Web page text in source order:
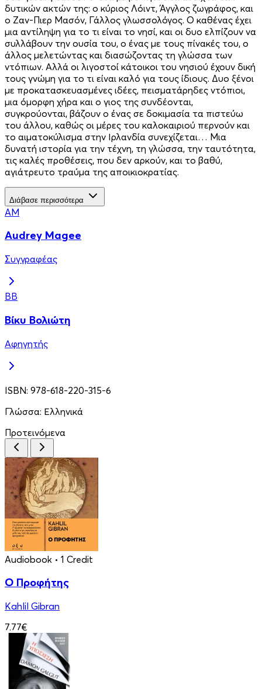
δυτικών ακτών της: ο κύριος Λόιντ, Άγγλος ζωγράφος, και
ο Ζαν-Πιερ Μασόν, Γάλλος γλωσσολόγος. Ο καθένας έχει
μια αντίληψη για το τι είναι το νησί, και οι δυο ελπίζουν να
συλλάβουν την ουσία του, ο ένας με τους πίνακές του, ο
άλλος μελετώντας και διασώζοντας τη γλώσσα των
ντόπιων. Αλλά οι λιγοστοί κάτοικοι του νησιού έχουν δική
τους γνώμη για το τι είναι καλό για τους ίδιους. Δυο ξένοι
με προκατασκευασμένες ιδέες, πεισματάρηδες ντόπιοι,
μια όμορφη χήρα και ο γιος της συνδέονται,
συγκρούονται, βάζουν ο ένας σε δοκιμασία τα πιστεύω
του άλλου, καθώς οι μέρες του καλοκαιριού περνούν και
το αιματοκύλισμα στην Ιρλανδία συνεχίζεται… Μια
δυνατή ιστορία για την τέχνη, τη γλώσσα, την ταυτότητα,
τις καλές προθέσεις, που δεν αρκούν, και το βαθύ,
αγιάτρευτο τραύμα της αποικιοκρατίας.
Διάβασε περισσότερα
AM
Audrey Magee
Συγγραφέας
ΒΒ
Βίκυ Βολιώτη
Αφηγητής
ISBN: 978-618-220-315-6
Γλώσσα: Ελληνικά
Προτεινόμενα
Audiobook • 1 Credit
Ο Προφήτης
Kahlil Gibran
7.77€